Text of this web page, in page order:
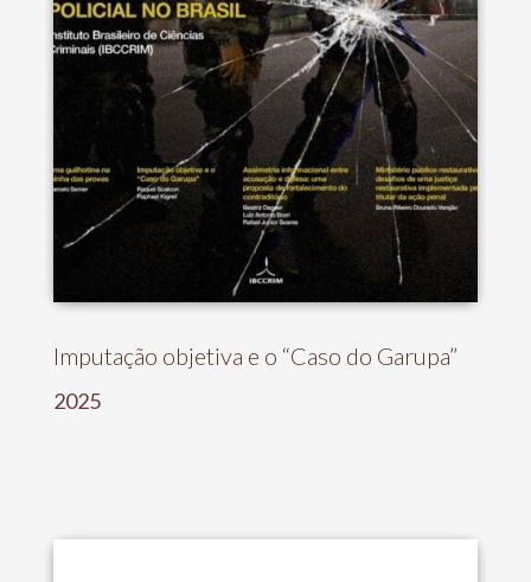
Imputação objetiva e o “Caso do Garupa”
2025